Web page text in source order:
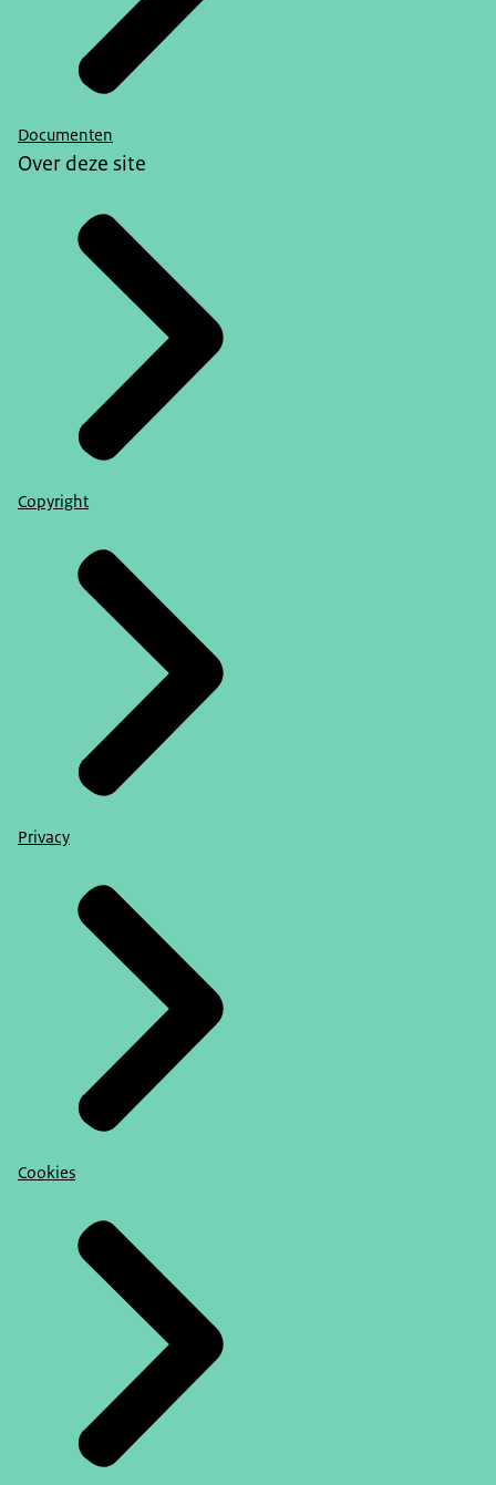
Documenten
Over deze site
Copyright
Privacy
Cookies